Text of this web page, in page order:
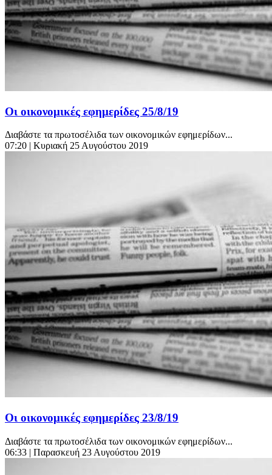
Οι οικονομικές εφημερίδες 25/8/19
Διαβάστε τα πρωτοσέλιδα των οικονομικών εφημερίδων...
07:20 | Κυριακή 25 Αυγούστου 2019
Οι οικονομικές εφημερίδες 23/8/19
Διαβάστε τα πρωτοσέλιδα των οικονομικών εφημερίδων...
06:33 | Παρασκευή 23 Αυγούστου 2019